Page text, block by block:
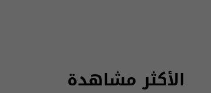
الأكثر مشاهدة